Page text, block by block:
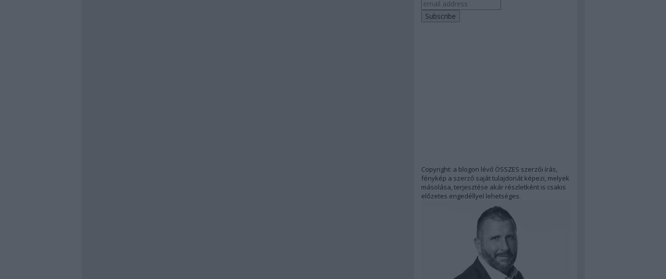
Copyright: a blogon lévő ÖSSZES szerzői írás,
fénykép a szerző saját tulajdonát képezi, melyek
másolása, terjesztése akár részletként is csakis
előzetes engedéllyel lehetséges.